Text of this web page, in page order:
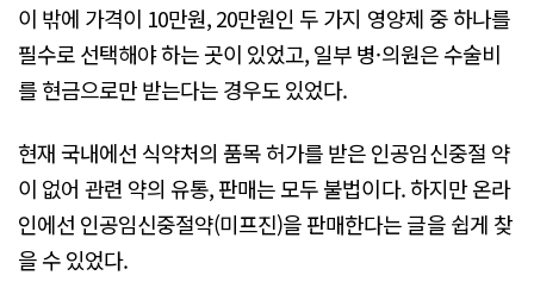
이 밖에 가격이 10만원, 20만원인 두 가지 영양제 중 하나를
필수로 선택해야 하는 곳이 있었고, 일부 병·의원은 수술비
를 현금으로만 받는다는 경우도 있었다.
현재 국내에선 식약처의 품목 허가를 받은 인공임신중절 약
이 없어 관련 약의 유통, 판매는 모두 불법이다. 하지만 온라
인에선 인공임신중절약(미프진)을 판매한다는 글을 쉽게 찾
을 수 있었다.